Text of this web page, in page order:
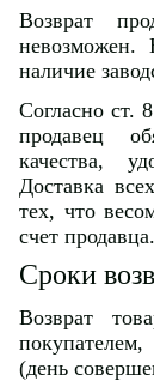
Возврат
невозможен.
наличие
Согласно ст.
продавец
качества,
Доставка
тех, что
счет продавца.
Сроки
Возврат
(день